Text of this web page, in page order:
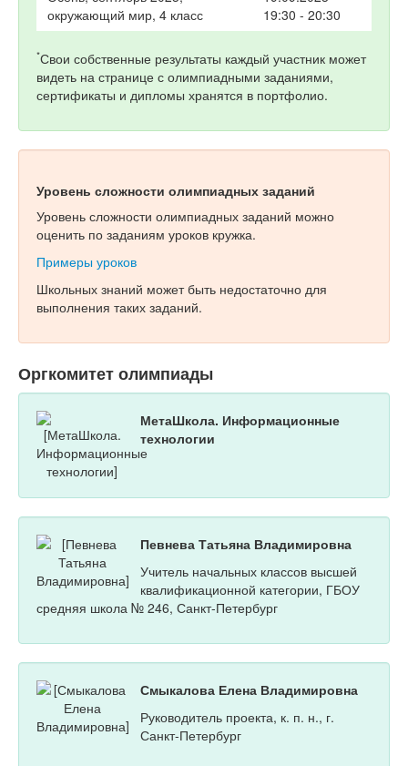
окружающий мир, 4 класс
19:30 - 20:30
*Свои собственные результаты каждый участник может
видеть на странице с олимпиадными заданиями,
сертификаты и дипломы хранятся в портфолио.
Уровень сложности олимпиадных заданий
Уровень сложности олимпиадных заданий можно
оценить по заданиям уроков кружка.
Примеры уроков
Школьных знаний может быть недостаточно для
выполнения таких заданий.
Оргкомитет олимпиады
МетаШкола. Информационные
технологии
Певнева Татьяна Владимировна
Учитель начальных классов высшей
квалификационной категории, ГБОУ
средняя школа № 246, Санкт-Петербург
Смыкалова Елена Владимировна
Руководитель проекта, к. п. н., г.
Санкт-Петербург